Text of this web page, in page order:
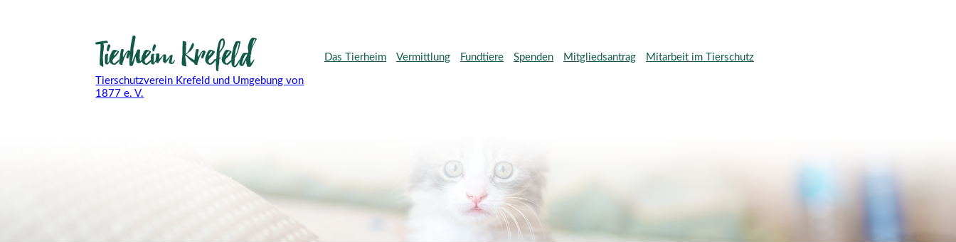
Tierschutzverein Krefeld und Umgebung von
1877 e. V.
Das Tierheim Vermittlung Fundtiere Spenden Mitgliedsantrag Mitarbeit im Tierschutz